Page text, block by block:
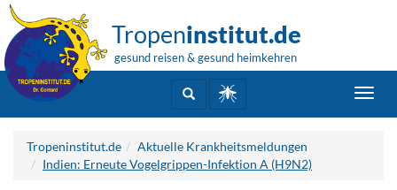
Tropeninstitut.de
gesund reisen & gesund heimkehren
Tropeninstitut.de
Aktuelle Krankheitsmeldungen
Indien: Erneute Vogelgrippen-Infektion A (H9N2)